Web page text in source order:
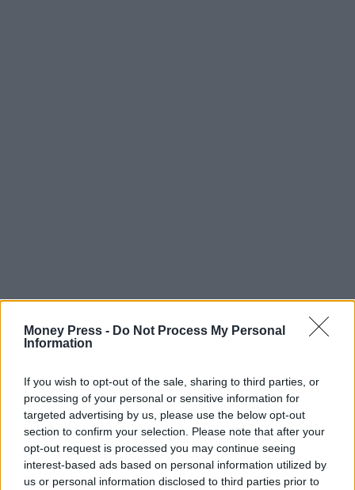
Money Press - Do Not Process My Personal
Information
If you wish to opt-out of the sale, sharing to third parties, or
processing of your personal or sensitive information for
targeted advertising by us, please use the below opt-out
section to confirm your selection. Please note that after your
opt-out request is processed you may continue seeing
interest-based ads based on personal information utilized by
us or personal information disclosed to third parties prior to